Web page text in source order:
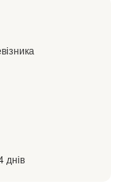
днів